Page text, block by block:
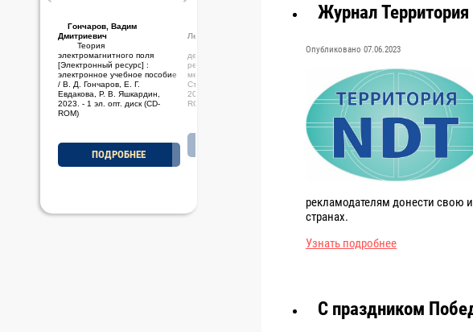
Гончаров, Вадим
Дмитриевич
Теория
электромагнитного поля
[Электронный ресурс] :
электронное учебное пособие
/ В. Д. Гончаров, Е. Г.
Евдакова, Р. В. Яшкардин,
2023. - 1 эл. опт. диск (CD-
ROM)
ПОДРОБНЕЕ
Стариченков, Алексей
Леонидович
Основы проектной
деятельности [Электронный
ресурс] : электронное учебно-
методическое пособие / А. Л.
Стариченков, М. Ф. Савельев,
2023. - 1 эл. опт. диск (CD-
ROM)
ПОДРОБНЕЕ
Журнал Территория
Опубликовано 07.06.2023
рекламодателям донести свою
странах.
Узнать подробнее
С праздником